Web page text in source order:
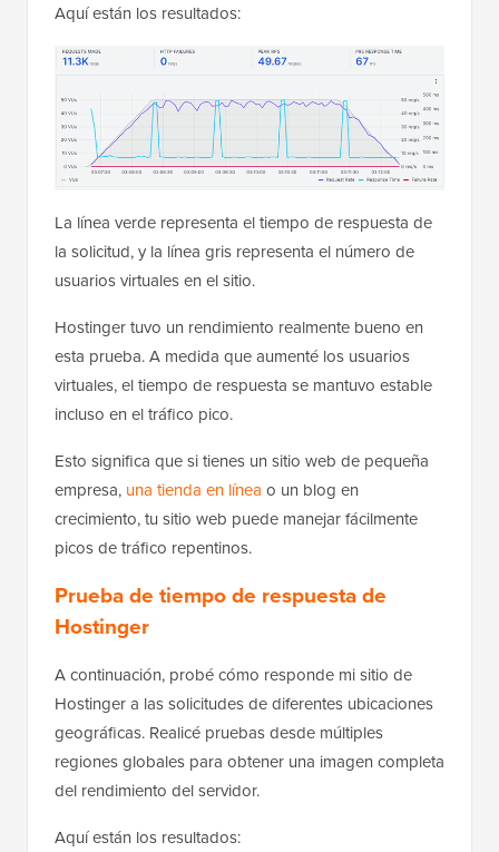
Aquí están los resultados:
La línea verde representa el tiempo de respuesta de
la solicitud, y la línea gris representa el número de
usuarios virtuales en el sitio.
Hostinger tuvo un rendimiento realmente bueno en
esta prueba. A medida que aumenté los usuarios
virtuales, el tiempo de respuesta se mantuvo estable
incluso en el tráfico pico.
Esto significa que si tienes un sitio web de pequeña
empresa, una tienda en línea o un blog en
crecimiento, tu sitio web puede manejar fácilmente
picos de tráfico repentinos.
Prueba de tiempo de respuesta de
Hostinger
A continuación, probé cómo responde mi sitio de
Hostinger a las solicitudes de diferentes ubicaciones
geográficas. Realicé pruebas desde múltiples
regiones globales para obtener una imagen completa
del rendimiento del servidor.
Aquí están los resultados: